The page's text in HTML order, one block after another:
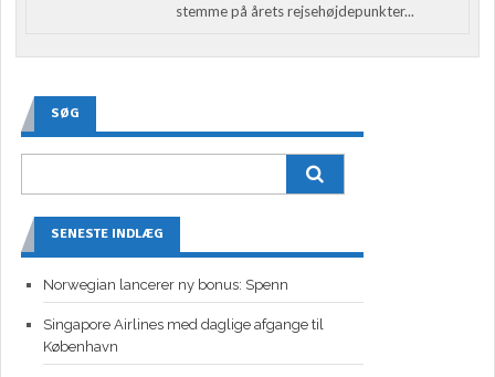
stemme på årets rejsehøjdepunkter...
SØG
SENESTE INDLÆG
Norwegian lancerer ny bonus: Spenn
Singapore Airlines med daglige afgange til
København